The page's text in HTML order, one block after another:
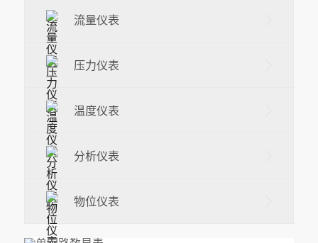
流量仪表
压力仪表
温度仪表
分析仪表
物位仪表